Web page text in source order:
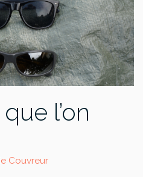
l’on
Couvreur